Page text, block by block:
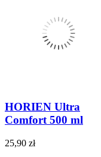
HORIEN Ultra
Comfort 500 ml
25,90 zł